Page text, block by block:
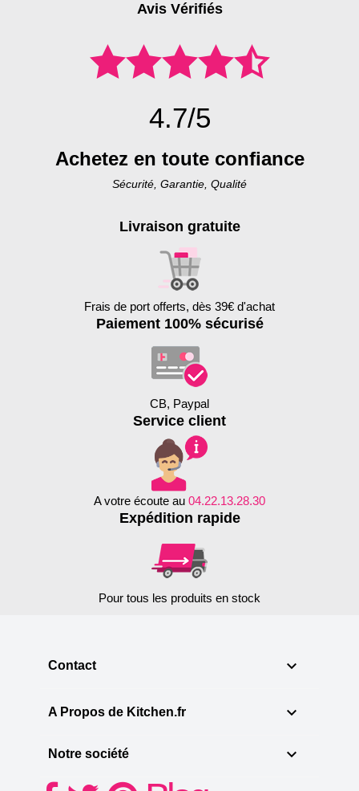
Avis Vérifiés
4.7/5
Achetez en toute confiance
Sécurité, Garantie, Qualité
Livraison gratuite
Frais de port offerts, dès 39€ d'achat
Paiement 100% sécurisé
CB, Paypal
Service client
A votre écoute au 04.22.13.28.30
Expédition rapide
Pour tous les produits en stock
Contact 
A Propos de Kitchen.fr 
Notre société 